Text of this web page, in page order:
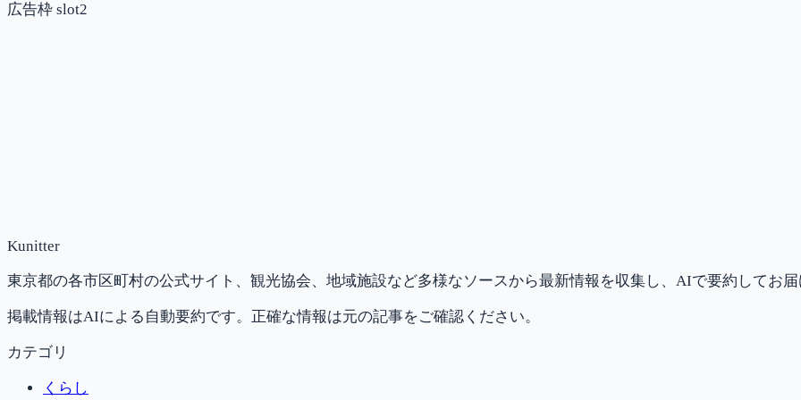
広告枠 slot2
Kunitter
東京都の各市区町村の公式サイト、観光協会、地域施設など多様なソースから最新情報を収集し、AIで要約してお届
掲載情報はAIによる自動要約です。正確な情報は元の記事をご確認ください。
カテゴリ
くらし